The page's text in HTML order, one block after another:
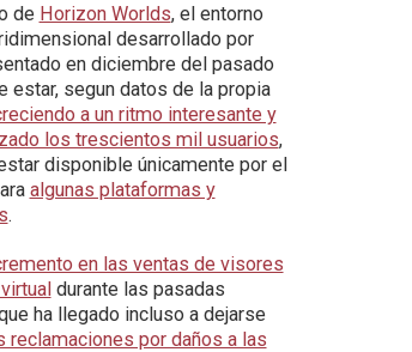
de Horizon Worlds, el entorno
desarrollado por
en diciembre del pasado
estar, segun datos de la propia
a un ritmo interesante y
los trescientos mil usuarios,
disponible únicamente por el
algunas plataformas y
.
en las ventas de visores
durante las pasadas
ha llegado incluso a dejarse
reclamaciones por daños a las